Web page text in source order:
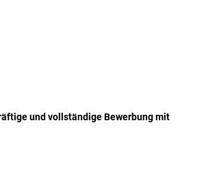
und vollständige Bewerbung mit